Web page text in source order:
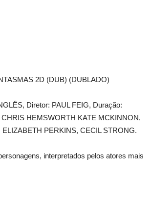
2D (DUB) (DUBLADO)
Diretor: PAUL FEIG, Duração:
HEMSWORTH KATE MCKINNON,
PERKINS, CECIL STRONG.
interpretados pelos atores mais